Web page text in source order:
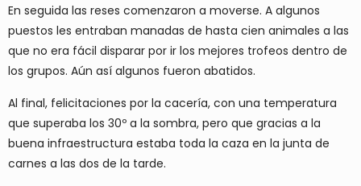
En seguida las reses comenzaron a moverse. A algunos
puestos les entraban manadas de hasta cien animales a las
que no era fácil disparar por ir los mejores trofeos dentro de
los grupos. Aún así algunos fueron abatidos.
Al final, felicitaciones por la cacería, con una temperatura
que superaba los 30º a la sombra, pero que gracias a la
buena infraestructura estaba toda la caza en la junta de
carnes a las dos de la tarde.